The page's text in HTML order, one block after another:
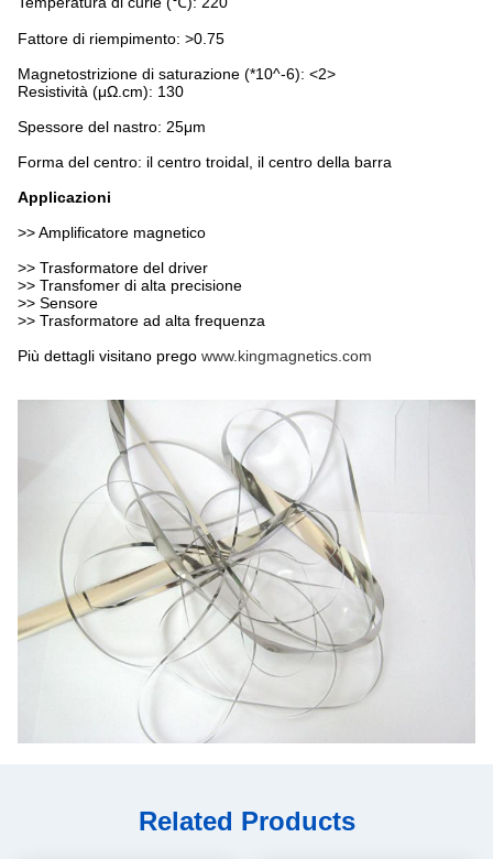
Fattore di riempimento: >0.75
Magnetostrizione di saturazione (*10^-6): <2>
Resistività (μΩ.cm): 130
Spessore del nastro: 25μm
Forma del centro: il centro troidal, il centro della barra
Applicazioni
>> Amplificatore magnetico
>> Trasformatore del driver
>> Transfomer di alta precisione
>> Sensore
>> Trasformatore ad alta frequenza
Più dettagli visitano prego www.kingmagnetics.com
Related Products